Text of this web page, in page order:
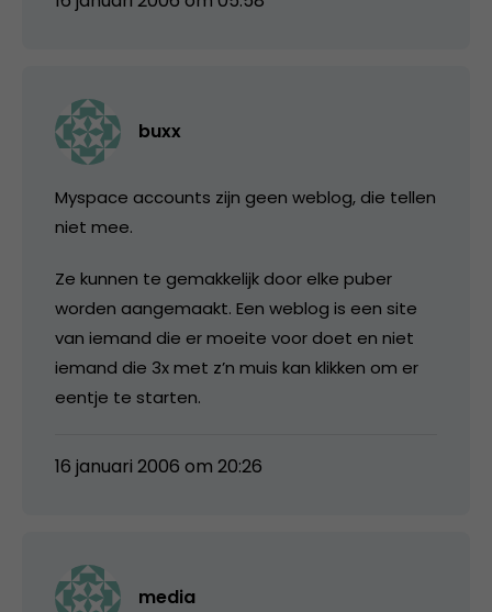
buxx
Myspace accounts zijn geen weblog, die tellen
niet mee.
Ze kunnen te gemakkelijk door elke puber
worden aangemaakt. Een weblog is een site
van iemand die er moeite voor doet en niet
iemand die 3x met z’n muis kan klikken om er
eentje te starten.
16 januari 2006 om 20:26
media